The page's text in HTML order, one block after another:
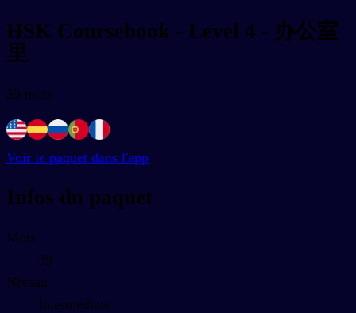
HSK Coursebook - Level 4 - 办公室
里
39 mots
Voir le paquet dans l'app
Infos du paquet
Mots
39
Niveau
Intermediate